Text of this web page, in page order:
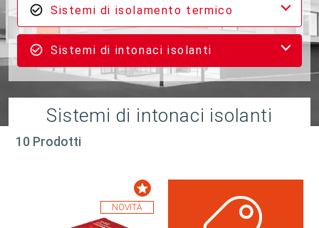
Sistemi di isolamento termico
Sistemi di intonaci isolanti
Sistemi di intonaci isolanti
10 Prodotti
NOVITÀ